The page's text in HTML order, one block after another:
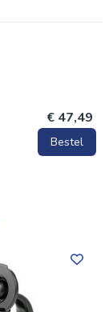
€ 47,49
Bestel